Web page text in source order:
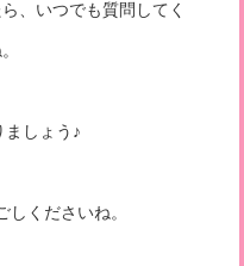
、いつでも質問してく
ましょう♪
くださいね。